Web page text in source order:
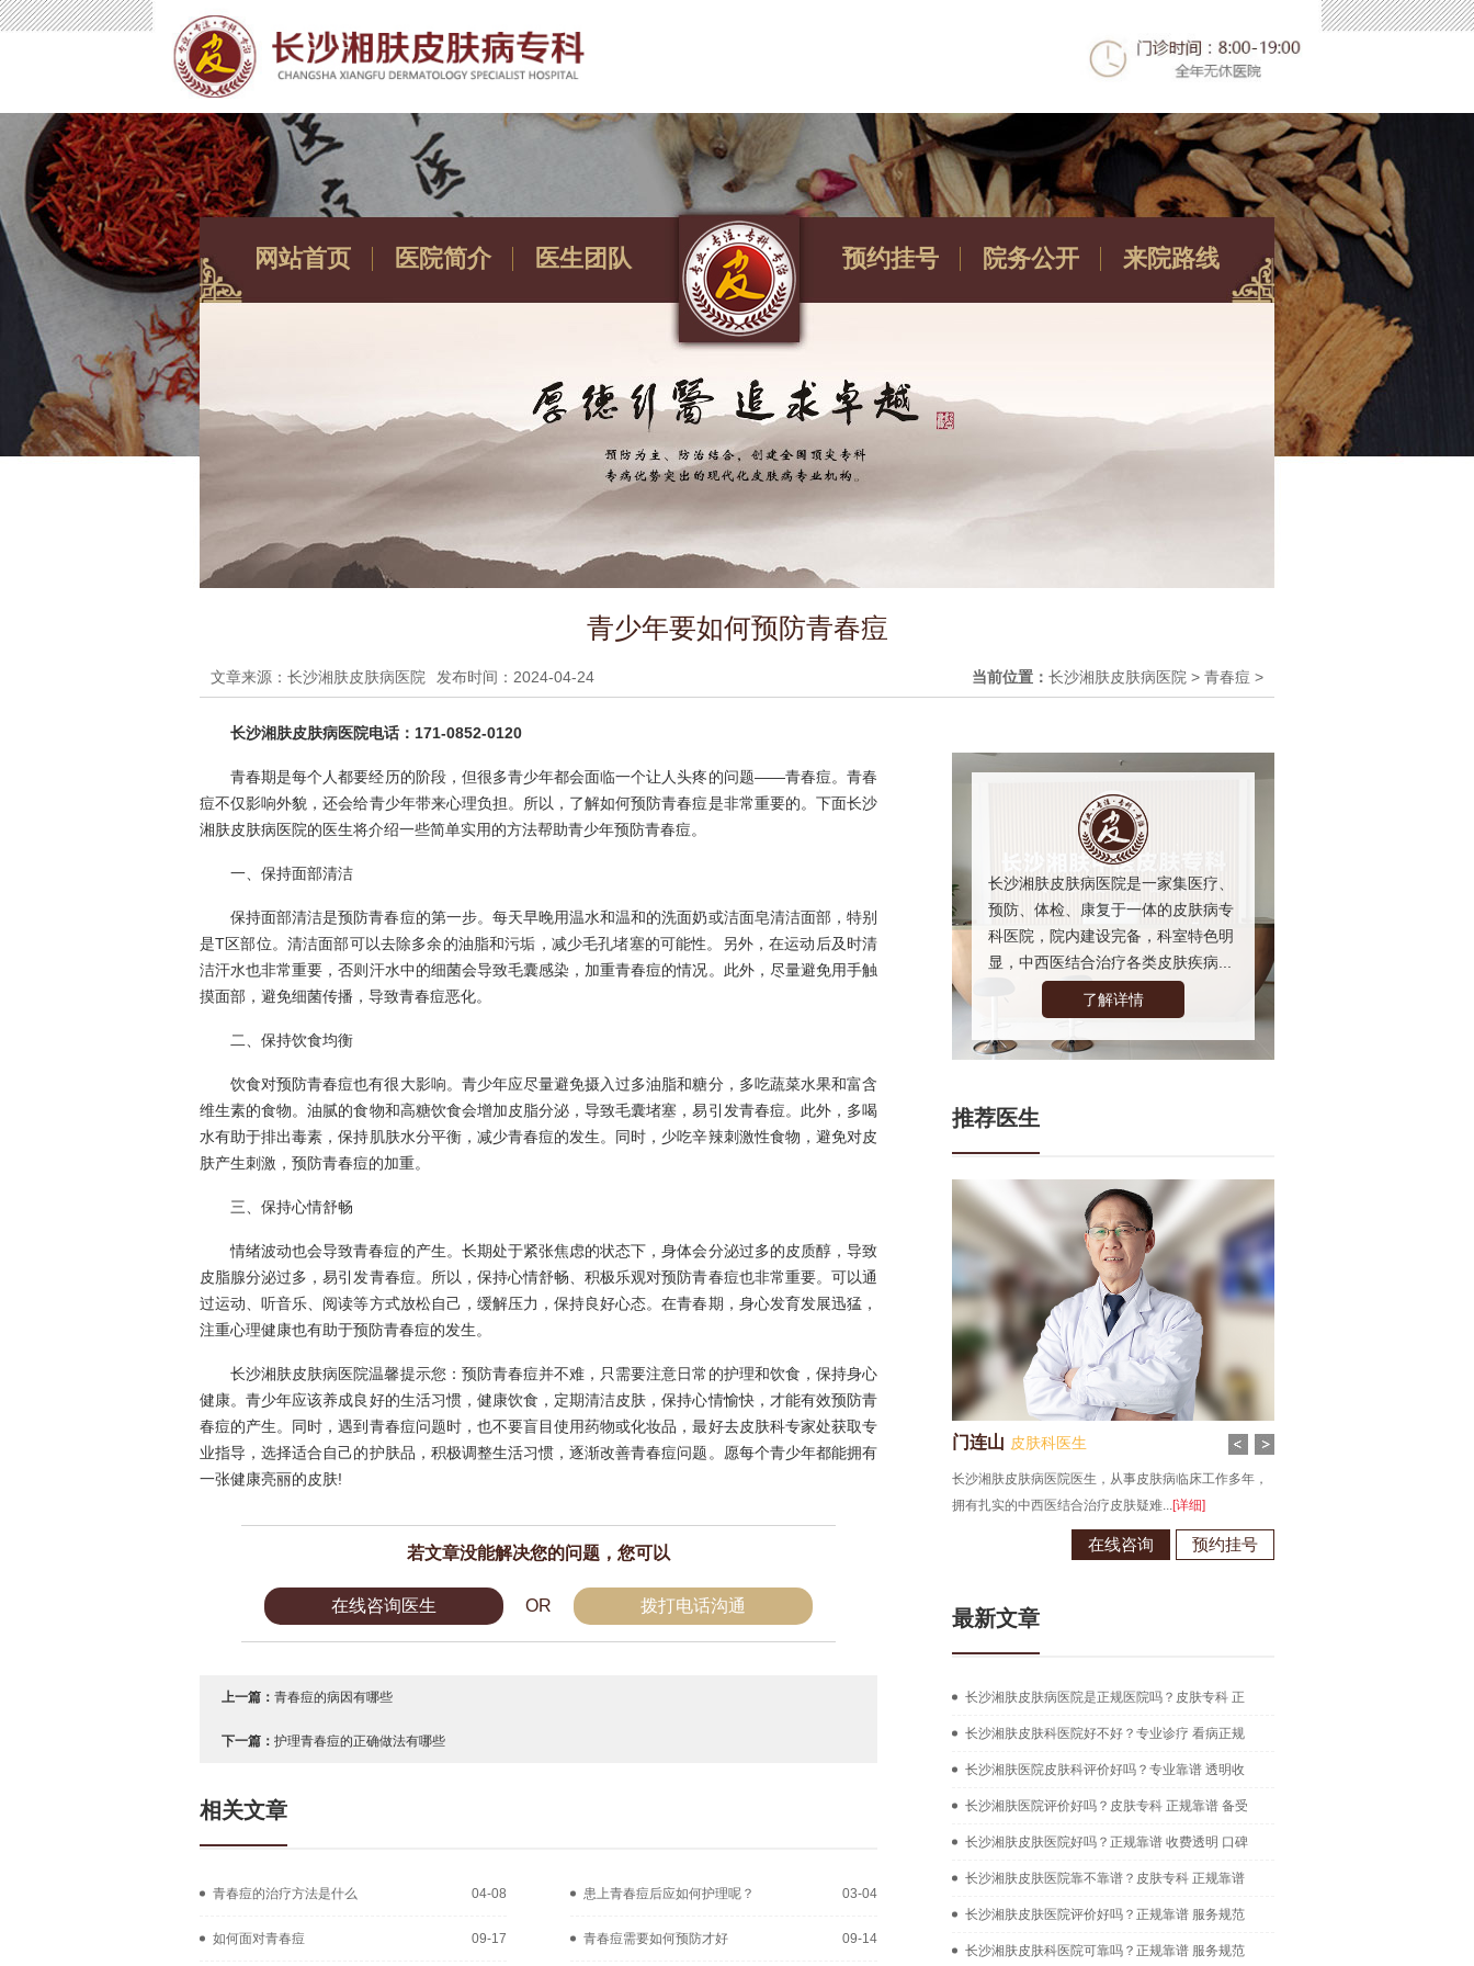
网站首页 医院简介 医生团队 预约挂号 院务公开 来院路线
青少年要如何预防青春痘
文章来源：长沙湘肤皮肤病医院 发布时间：2024-04-24 当前位置： 长沙湘肤皮肤病医院 > 青春痘 >
长沙湘肤皮肤病医院电话：171-0852-0120
青春期是每个人都要经历的阶段，但很多青少年都会面临一个让人头疼的问题——青春痘。青春
痘不仅影响外貌，还会给青少年带来心理负担。所以，了解如何预防青春痘是非常重要的。下面长沙
湘肤皮肤病医院的医生将介绍一些简单实用的方法帮助青少年预防青春痘。
一、保持面部清洁
保持面部清洁是预防青春痘的第一步。每天早晚用温水和温和的洗面奶或洁面皂清洁面部，特别
是T区部位。清洁面部可以去除多余的油脂和污垢，减少毛孔堵塞的可能性。另外，在运动后及时清
洁汗水也非常重要，否则汗水中的细菌会导致毛囊感染，加重青春痘的情况。此外，尽量避免用手触
摸面部，避免细菌传播，导致青春痘恶化。
二、保持饮食均衡
饮食对预防青春痘也有很大影响。青少年应尽量避免摄入过多油脂和糖分，多吃蔬菜水果和富含
维生素的食物。油腻的食物和高糖饮食会增加皮脂分泌，导致毛囊堵塞，易引发青春痘。此外，多喝
水有助于排出毒素，保持肌肤水分平衡，减少青春痘的发生。同时，少吃辛辣刺激性食物，避免对皮
肤产生刺激，预防青春痘的加重。
三、保持心情舒畅
情绪波动也会导致青春痘的产生。长期处于紧张焦虑的状态下，身体会分泌过多的皮质醇，导致
皮脂腺分泌过多，易引发青春痘。所以，保持心情舒畅、积极乐观对预防青春痘也非常重要。可以通
过运动、听音乐、阅读等方式放松自己，缓解压力，保持良好心态。在青春期，身心发育发展迅猛，
注重心理健康也有助于预防青春痘的发生。
长沙湘肤皮肤病医院温馨提示您：预防青春痘并不难，只需要注意日常的护理和饮食，保持身心
健康。青少年应该养成良好的生活习惯，健康饮食，定期清洁皮肤，保持心情愉快，才能有效预防青
春痘的产生。同时，遇到青春痘问题时，也不要盲目使用药物或化妆品，最好去皮肤科专家处获取专
业指导，选择适合自己的护肤品，积极调整生活习惯，逐渐改善青春痘问题。愿每个青少年都能拥有
一张健康亮丽的皮肤!
若文章没能解决您的问题，您可以
在线咨询医生 OR 拨打电话沟通
上一篇： 青春痘的病因有哪些
下一篇： 护理青春痘的正确做法有哪些
相关文章
青春痘的治疗方法是什么 04-08 患上青春痘后应如何护理呢？ 03-04
如何面对青春痘 09-17 青春痘需要如何预防才好 09-14
长沙湘肤皮肤病医院是一家集医疗、
预防、体检、康复于一体的皮肤病专
科医院，院内建设完备，科室特色明
显，中西医结合治疗各类皮肤疾病...
了解详情
推荐医生
门连山 皮肤科医生
长沙湘肤皮肤病医院医生，从事皮肤病临床工作多年，
拥有扎实的中西医结合治疗皮肤疑难...[详细]
在线咨询 预约挂号
最新文章
长沙湘肤皮肤病医院是正规医院吗？皮肤专科 正
长沙湘肤皮肤科医院好不好？专业诊疗 看病正规
长沙湘肤医院皮肤科评价好吗？专业靠谱 透明收
长沙湘肤医院评价好吗？皮肤专科 正规靠谱 备受
长沙湘肤皮肤医院好吗？正规靠谱 收费透明 口碑
长沙湘肤皮肤医院靠不靠谱？皮肤专科 正规靠谱
长沙湘肤皮肤医院评价好吗？正规靠谱 服务规范
长沙湘肤皮肤科医院可靠吗？正规靠谱 服务规范